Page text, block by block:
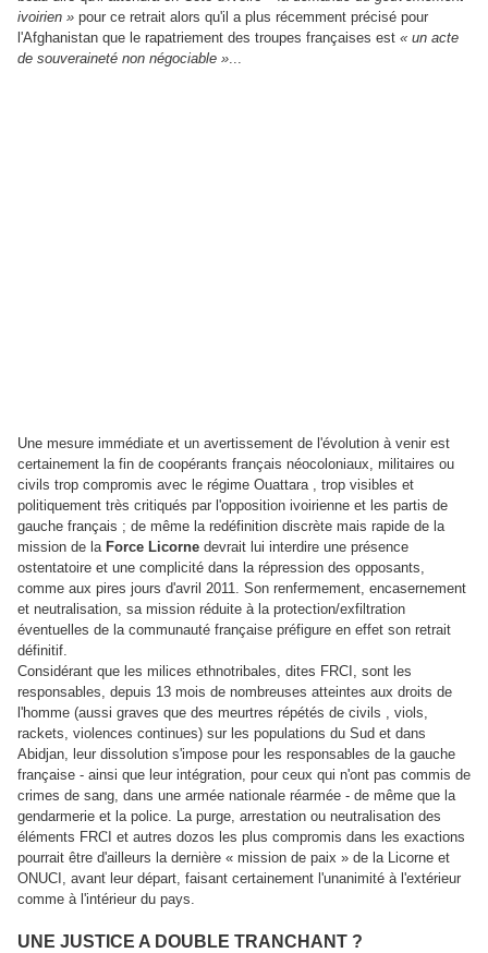
ivoirien » pour ce retrait alors qu'il a plus récemment précisé pour
l'Afghanistan que le rapatriement des troupes françaises est « un acte
de souveraineté non négociable »...
Une mesure immédiate et un avertissement de l'évolution à venir est
certainement la fin de coopérants français néocoloniaux, militaires ou
civils trop compromis avec le régime Ouattara , trop visibles et
politiquement très critiqués par l'opposition ivoirienne et les partis de
gauche français ; de même la redéfinition discrète mais rapide de la
mission de la Force Licorne devrait lui interdire une présence
ostentatoire et une complicité dans la répression des opposants,
comme aux pires jours d'avril 2011. Son renfermement, encasernement
et neutralisation, sa mission réduite à la protection/exfiltration
éventuelles de la communauté française préfigure en effet son retrait
définitif.
Considérant que les milices ethnotribales, dites FRCI, sont les
responsables, depuis 13 mois de nombreuses atteintes aux droits de
l'homme (aussi graves que des meurtres répétés de civils , viols,
rackets, violences continues) sur les populations du Sud et dans
Abidjan, leur dissolution s'impose pour les responsables de la gauche
française - ainsi que leur intégration, pour ceux qui n'ont pas commis de
crimes de sang, dans une armée nationale réarmée - de même que la
gendarmerie et la police. La purge, arrestation ou neutralisation des
éléments FRCI et autres dozos les plus compromis dans les exactions
pourrait être d'ailleurs la dernière « mission de paix » de la Licorne et
ONUCI, avant leur départ, faisant certainement l'unanimité à l'extérieur
comme à l'intérieur du pays.
UNE JUSTICE A DOUBLE TRANCHANT ?